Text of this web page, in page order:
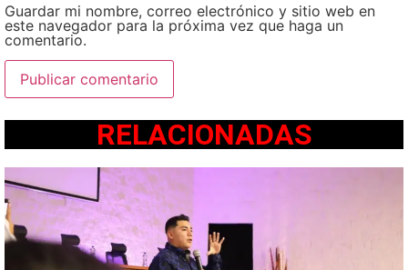
Guardar mi nombre, correo electrónico y sitio web en
este navegador para la próxima vez que haga un
comentario.
RELACIONADAS